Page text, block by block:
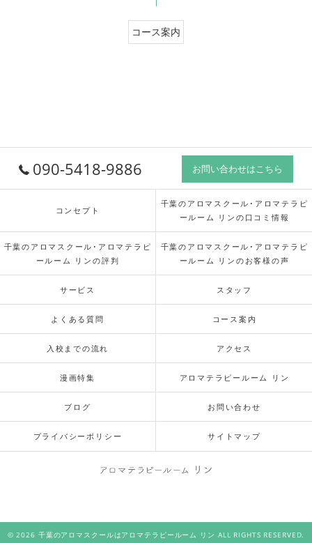
コース案内
090-5418-9886 お問い合わせはこちら
コンセプト
千葉のアロマスクール･アロマテラピ
ールーム リンの口コミ情報
千葉のアロマスクール･アロマテラピ
ールーム リンの評判
千葉のアロマスクール･アロマテラピ
ールーム リンのお客様の声
サービス スタッフ
よくある質問 コース案内
入校までの流れ アクセス
漫画特集 アロマテラピールーム リン
ブログ お問い合わせ
プライバシーポリシー サイトマップ
© 2026 千葉のアロマスクールはアロマテラピールーム リン ALL RIGHTS RESERVED.